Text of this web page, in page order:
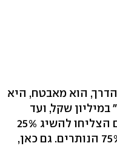
הוא מאבטח, היא
שקל, ועד
הון עצמי, ונזקקו להלוואה על ‭75%‬ הנותרים. גם כאן,